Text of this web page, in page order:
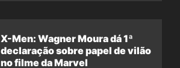
X-Men: Wagner Moura dá 1ª
declaração sobre papel de vilão
no filme da Marvel